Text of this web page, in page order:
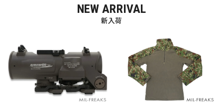
NEW ARRIVAL
新入荷